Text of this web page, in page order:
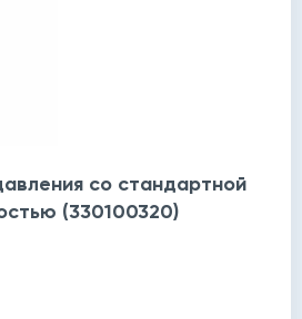
со стандартной
(330100320)